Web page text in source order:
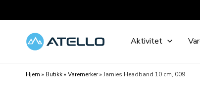
rett
innholdet
Aktivitet
Hjem » Butikk» Varemerker» Jamies Headband 10 cm, 009